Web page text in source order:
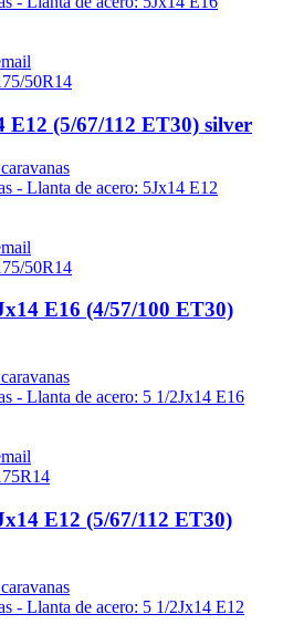
50R14
E12 (5/67/112 ET30) silver
50R14
E16 (4/57/100 ET30)
E12 (5/67/112 ET30)